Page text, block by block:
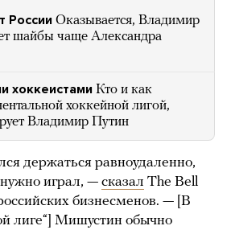
России Оказывается, Владимир
шайбы чаще Александра
хоккеистами Кто и как
хоккейной лигой,
Владимир Путин
держаться равноудаленно,
играл, — сказал The Bell
бизнесменов. — [В
лиге“] Мишустин обычно